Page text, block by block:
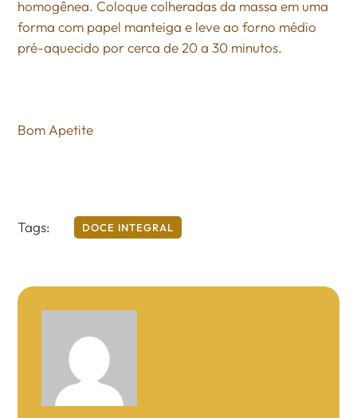
homogênea. Coloque colheradas da massa em uma
forma com papel manteiga e leve ao forno médio
pré-aquecido por cerca de 20 a 30 minutos.
Bom Apetite
Tags: DOCE INTEGRAL